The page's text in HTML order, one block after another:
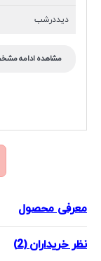
دیددرشب
مشاهده ادامه
معرفی محصول
نظر خریداران (2)